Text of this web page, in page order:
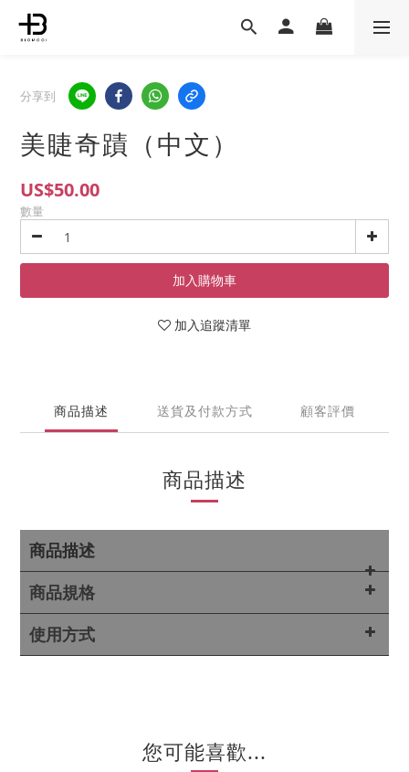
分享到
美睫奇蹟（中文）
US$50.00
數量
加入購物車
加入追蹤清單
商品描述 送貨及付款方式 顧客評價
商品描述
商品描述
商品規格
使用方式
您可能喜歡...